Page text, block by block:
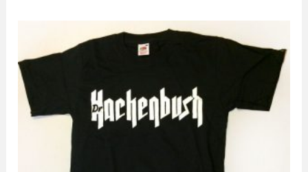
produkt
wariantów.
Opcje
można
wybrać